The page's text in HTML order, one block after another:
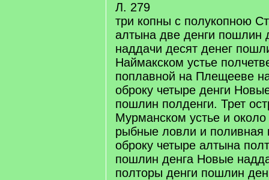
Л. 279
три копны с полукопною
алтына две денги пошлин
наддачи десят денег
Наймакском устье
поплавной на Плещееве
оброку четыре денги
пошлин полденги. Трет
Мурманском устье и около
рыбные ловли и поливная
оброку четыре алтына
пошлин денга Новые
полторы денги пошлин